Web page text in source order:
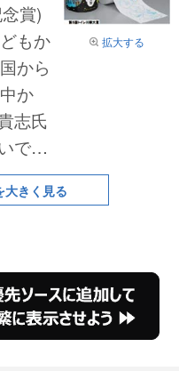
拡大する
賞)
もか
から
か
志氏
です
さ
の関
たま
。そ
が家
大きく見る